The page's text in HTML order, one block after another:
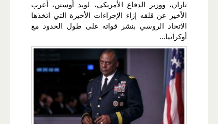
تاران، ووزير الدفاع الأمريكي، لويد أوستن، أعرب
الأخير عن قلقه إزاء الإجراءات الأخيرة التي اتخذها
الاتحاد الروسي بنشر قواته على طول الحدود مع
أوكرانيا...